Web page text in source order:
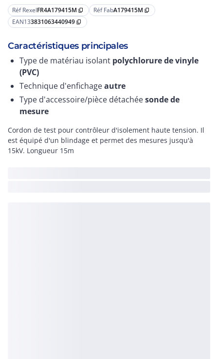
Réf RexelFR4A179415M content_copy Réf FabA179415M content_copy
EAN133831063440949 content_copy
Caractéristiques principales
Type de matériau isolant polychlorure de vinyle
(PVC)
Technique d'enfichageautre
Type d'accessoire/pièce détachéesonde de
mesure
Cordon de test pour contrôleur d'isolement haute tension. Il
est équipé d'un blindage et permet des mesures jusqu'à
15kV. Longueur 15m